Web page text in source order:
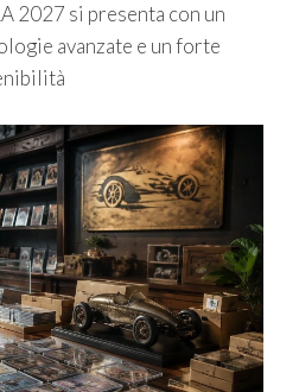
2027 si presenta con un
avanzate e un forte